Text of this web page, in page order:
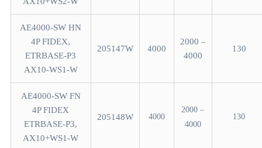
AE4000-SW HN
4P FIDEX,
ETRBASE-P3
AX10-WS1-W
205147W 4000
2000 –
4000
130
AE4000-SW FN
4P FIDEX
ETRBASE-P3,
AX10+WS1-W
205148W 4000
2000 –
4000
130